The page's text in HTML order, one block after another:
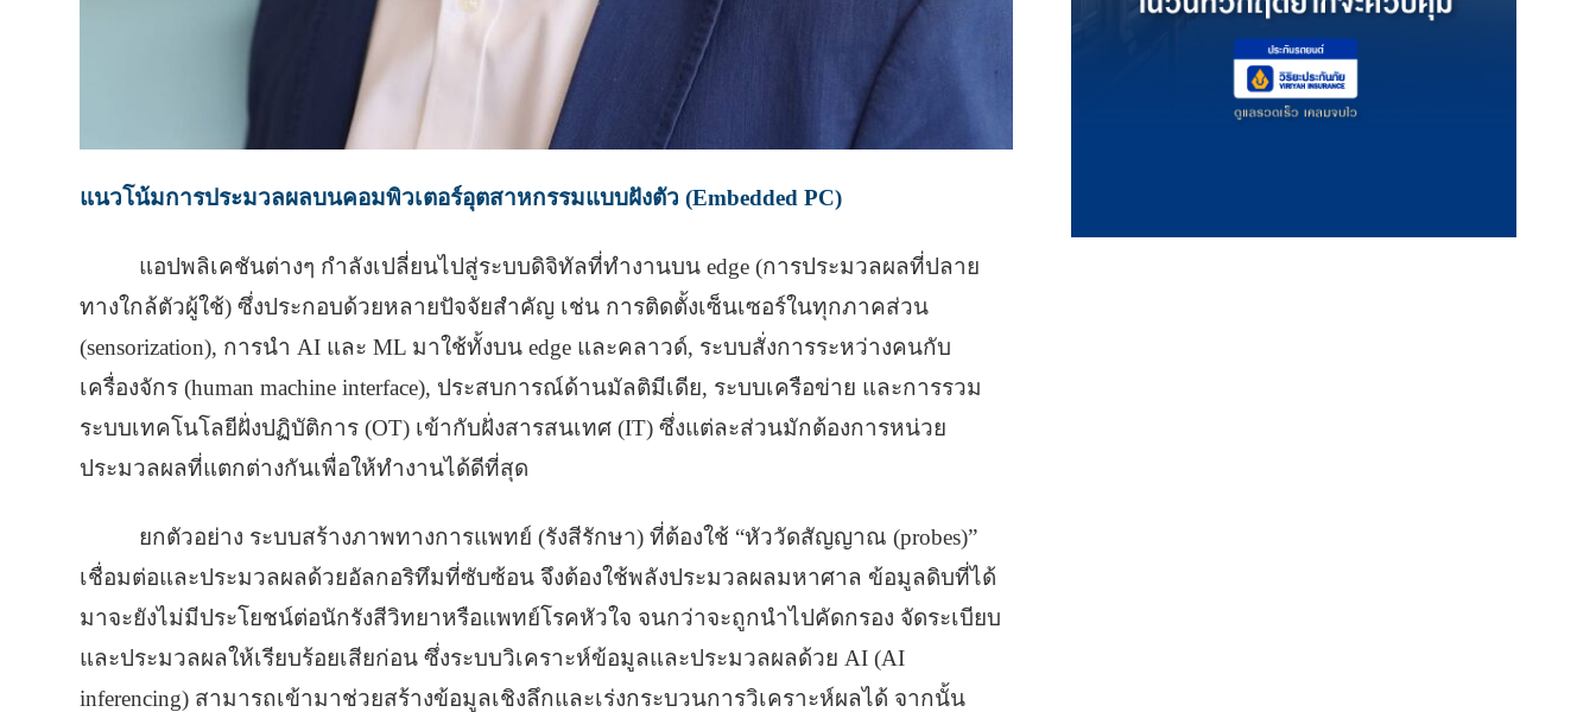
แนวโน้มการประมวลผลบนคอมพิวเตอร์อุตสาหกรรมแบบฝังตัว (Embedded PC)
แอปพลิเคชันต่างๆ กำลังเปลี่ยนไปสู่ระบบดิจิทัลที่ทำงานบน edge (การประมวลผลที่ปลาย
ทางใกล้ตัวผู้ใช้) ซึ่งประกอบด้วยหลายปัจจัยสำคัญ เช่น การติดตั้งเซ็นเซอร์ในทุกภาคส่วน
(sensorization), การนำ AI และ ML มาใช้ทั้งบน edge และคลาวด์, ระบบสั่งการระหว่างคนกับ
เครื่องจักร (human machine interface), ประสบการณ์ด้านมัลติมีเดีย, ระบบเครือข่าย และการรวม
ระบบเทคโนโลยีฝั่งปฏิบัติการ (OT) เข้ากับฝั่งสารสนเทศ (IT) ซึ่งแต่ละส่วนมักต้องการหน่วย
ประมวลผลที่แตกต่างกันเพื่อให้ทำงานได้ดีที่สุด
ยกตัวอย่าง ระบบสร้างภาพทางการแพทย์ (รังสีรักษา) ที่ต้องใช้ “หัววัดสัญญาณ (probes)”
เชื่อมต่อและประมวลผลด้วยอัลกอริทึมที่ซับซ้อน จึงต้องใช้พลังประมวลผลมหาศาล ข้อมูลดิบที่ได้
มาจะยังไม่มีประโยชน์ต่อนักรังสีวิทยาหรือแพทย์โรคหัวใจ จนกว่าจะถูกนำไปคัดกรอง จัดระเบียบ
และประมวลผลให้เรียบร้อยเสียก่อน ซึ่งระบบวิเคราะห์ข้อมูลและประมวลผลด้วย AI (AI
inferencing) สามารถเข้ามาช่วยสร้างข้อมูลเชิงลึกและเร่งกระบวนการวิเคราะห์ผลได้ จากนั้น